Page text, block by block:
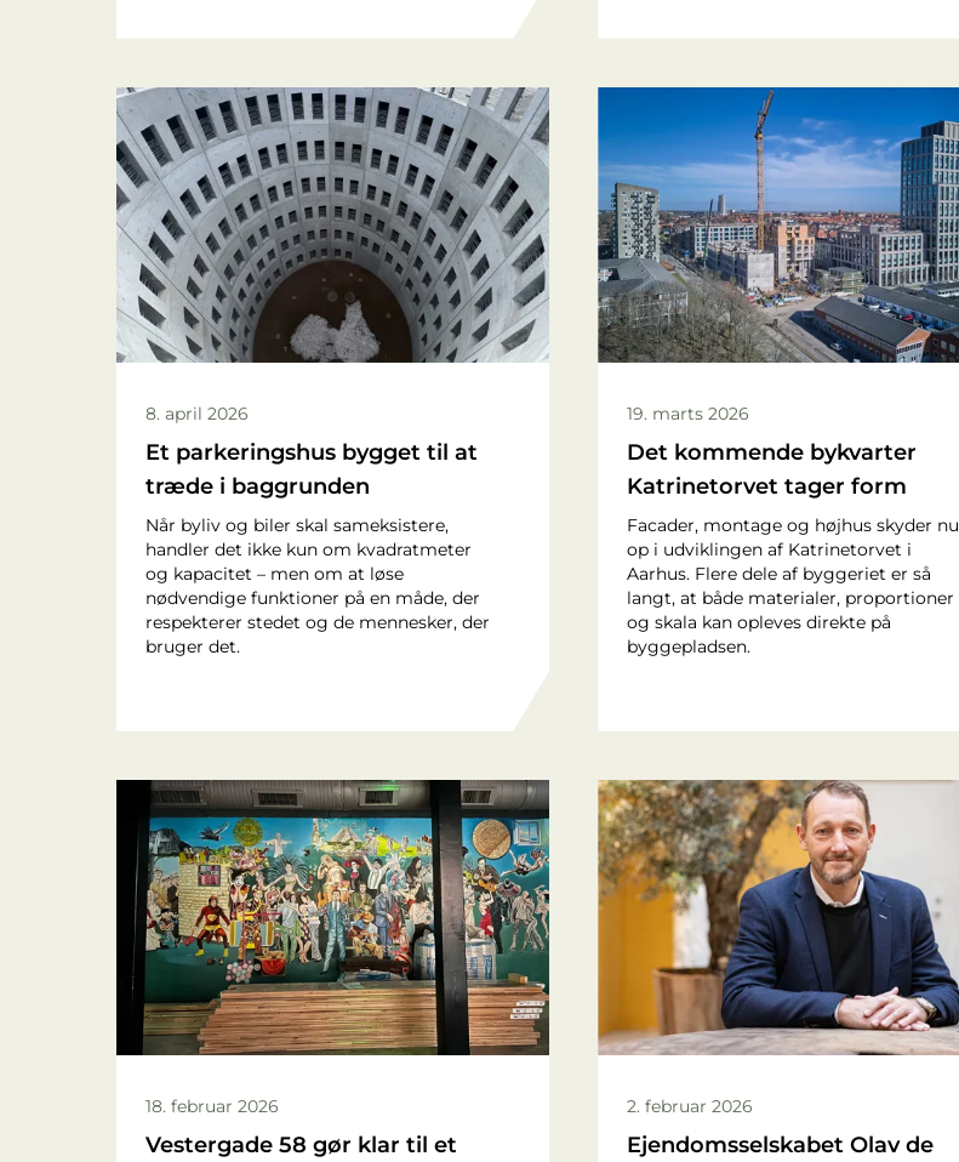
8. april 2026
Et parkeringshus bygget til at
træde i baggrunden
Når byliv og biler skal sameksistere,
handler det ikke kun om kvadratmeter
og kapacitet – men om at løse
nødvendige funktioner på en måde, der
respekterer stedet og de mennesker, der
bruger det.
19. marts 2026
Det kommende bykvarter
Katrinetorvet tager form
Facader, montage og højhus skyder nu
op i udviklingen af Katrinetorvet i
Aarhus. Flere dele af byggeriet er så
langt, at både materialer, proportioner
og skala kan opleves direkte på
byggepladsen.
18. februar 2026
Vestergade 58 gør klar til et
2. februar 2026
Ejendomsselskabet Olav de